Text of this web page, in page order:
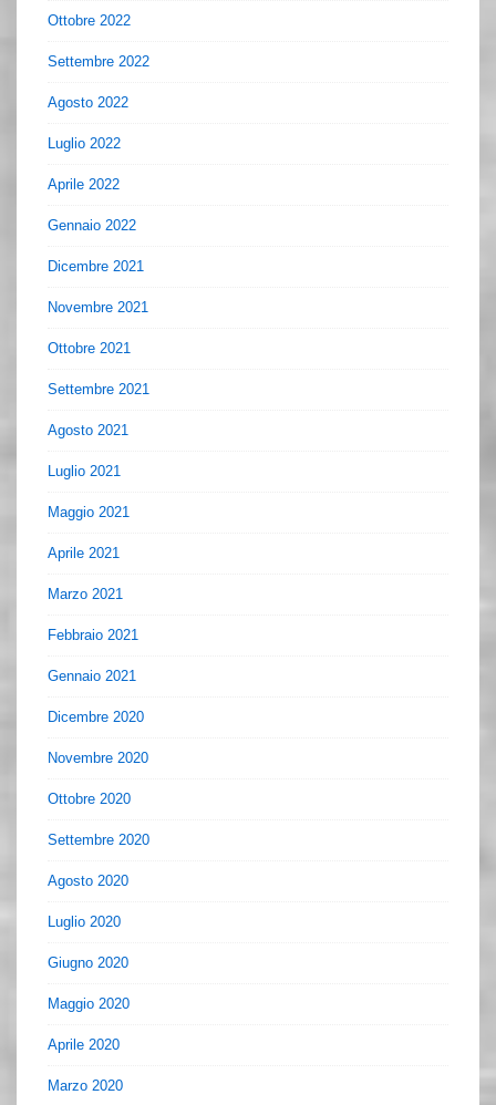
Ottobre 2022
Settembre 2022
Agosto 2022
Luglio 2022
Aprile 2022
Gennaio 2022
Dicembre 2021
Novembre 2021
Ottobre 2021
Settembre 2021
Agosto 2021
Luglio 2021
Maggio 2021
Aprile 2021
Marzo 2021
Febbraio 2021
Gennaio 2021
Dicembre 2020
Novembre 2020
Ottobre 2020
Settembre 2020
Agosto 2020
Luglio 2020
Giugno 2020
Maggio 2020
Aprile 2020
Marzo 2020